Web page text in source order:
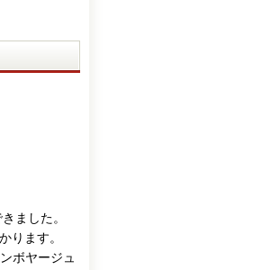
ました。
ります。
ボヤージュ